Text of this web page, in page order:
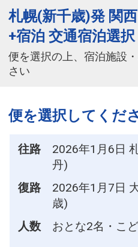
札幌(新千歳)発 関
+宿泊 交通宿泊選択
便を選択の上、宿泊施設
さい
便を選択してくだ
往路
2026年1月6日
丹)
復路
2026年1月7日
歳)
人数
おとな2名・こ